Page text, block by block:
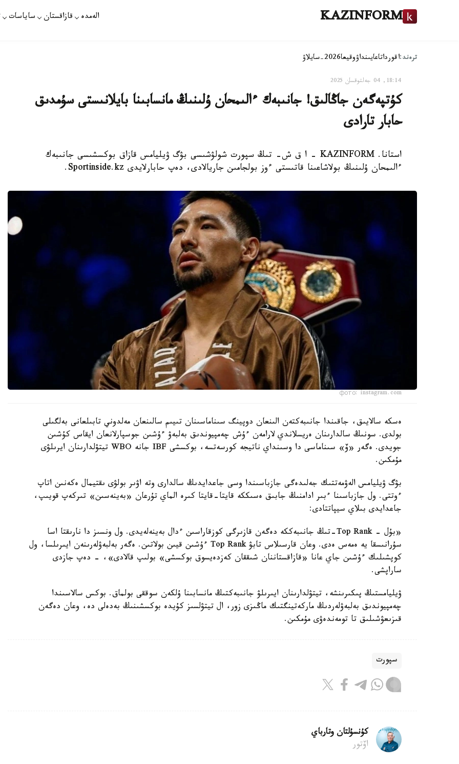
KAZINFORM الەمدە قازاقستان ساياسات
ترەند:اقورداتاعايىنداۋوقيعا2026-سايلاۋ
18:14, 04 جەلتوقسان 2025
كۇتپەگەن جاڭالىق! جانىبەك ءالىمحان ۇلىنىڭ مانسابىنا بايلانىستى سۇمدىق
حابار تارادى
استانا. KAZINFORM – ا ق ش- تىڭ سپورت شولۋشىسى بۋگ ۋيليامس قازاق بوكسشىسى جانىبەك
ءالىمحان ۇلىنىڭ بولاشاعىنا قاتىستى ءوز بولجامىن جاريالادى، دەپ حابارلايدى Sportinside.kz.
фото: instagram.com
ەسكە سالايىق، جاقىندا جانىبەكتەن الىنعان دوپينگ سىناماسىنان تىيىم سالىنعان مەلدوني تابىلعانى بەلگىلى
بولدى. سونىڭ سالدارىنان ەريسلاندي لارامەن ءۇش چەمپيوندىق بەلبەۋ ءۇشىن جوسپارلانعان ايقاس كۇشىن
جويدى. ەگەر «ۆ» سىناماسى دا وسىنداي ناتيجە كورسەتسە، بوكسشى IBF جانە WBO تيتۋلدارىنان ايرىلۋى
مۇمكىن.
بۋگ ۋيليامس الەۋمەتتىك جەلىدەگى جازباسىندا وسى جاعدايدىڭ سالدارى وتە اۋىر بولۋى ىقتيمال ەكەنىن اتاپ
ءوتتى. ول جازباسىنا ءبىر ادامنىڭ جابىق ەسىككە قايتا-قايتا كىرە الماي تۇرعان «بەينەسىن» تىركەپ قويىپ،
جاعدايدى بىلاي سيپاتتادى:
«بۇل - Top Rank-تىڭ جانىبەككە دەگەن قازىرگى كوزقاراسىن ءدال بەينەلەيدى. ول ونسىز دا نارىقتا اسا
سۇرانىسقا يە ەمەس ەدى. وعان قارسىلاس تابۋ Top Rank ءۇشىن قيىن بولاتىن. ەگەر بەلبەۋلەرىنەن ايىرىلسا، ول
كوپشىلىك ءۇشىن جاي عانا «قازاقستاننان شىققان كەزدەيسوق بوكسشى» بولىپ قالادى»، - دەپ جازدى
ساراپشى.
ۋيليامستىڭ پىكىرىنشە، تيتۋلدارىنان ايىرىلۋ جانىبەكتىڭ مانسابىنا ۇلكەن سوققى بولماق. بوكس سالاسىندا
چەمپيوندىق بەلبەۋلەردىڭ ماركەتينگتىك ماڭىزى زور، ال تيتۋلسىز كۇيدە بوكسشىنىڭ بەدەلى دە، وعان دەگەن
قىزىعۋشىلىق تا تومەندەۋى مۇمكىن.
سپورت
كۇنسۇلتان وتارباي
اۆتور